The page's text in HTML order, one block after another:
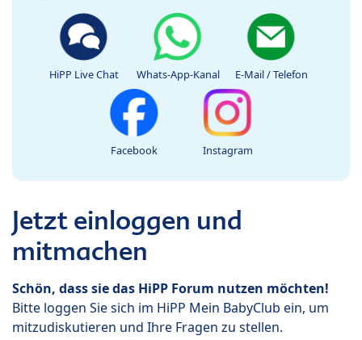
HiPP Live Chat Whats-App-Kanal E-Mail / Telefon
Facebook Instagram
Jetzt einloggen und
mitmachen
Schön, dass sie das HiPP Forum nutzen möchten!
Bitte loggen Sie sich im HiPP Mein BabyClub ein, um
mitzudiskutieren und Ihre Fragen zu stellen.